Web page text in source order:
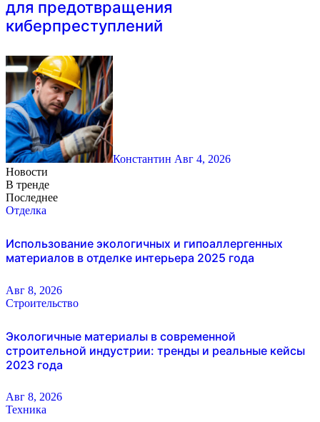
для предотвращения
киберпреступлений
Константин Авг 4, 2026
Новости
В тренде
Последнее
Отделка
Использование экологичных и гипоаллергенных
материалов в отделке интерьера 2025 года
Авг 8, 2026
Строительство
Экологичные материалы в современной
строительной индустрии: тренды и реальные кейсы
2023 года
Авг 8, 2026
Техника